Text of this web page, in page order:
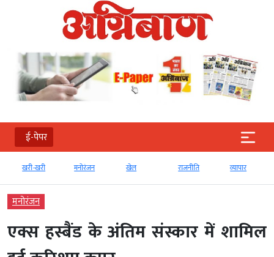
ई-पेपर
खरी-खरी मनोरंजन खेल राजनीति व्‍यापार
मनोरंजन
एक्स हस्बैंड के अंतिम संस्कार में शामिल